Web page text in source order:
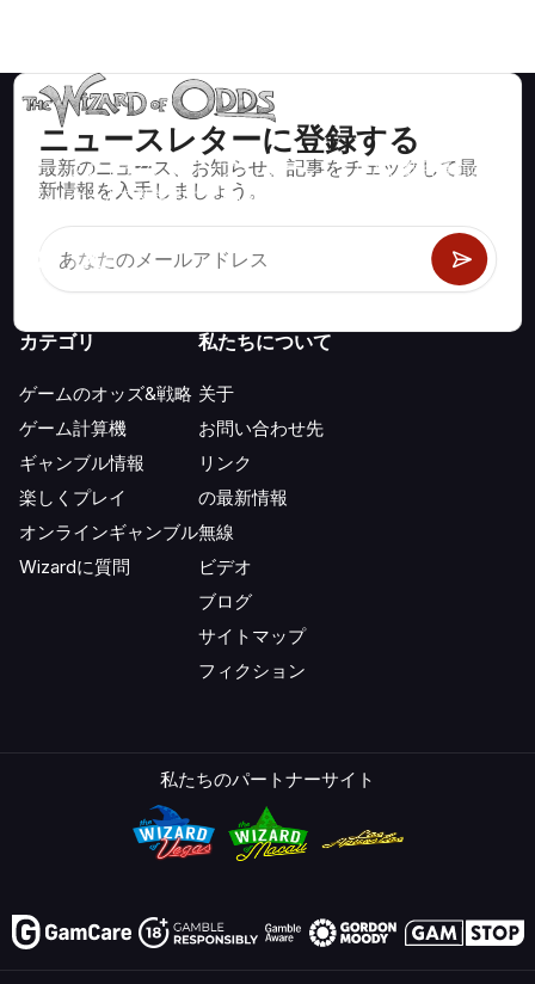
ニュースレターに登録する
最新のニュース、お知らせ、記事をチェックして最
新情報を入手しましょう。
ブラックジャック、クラップス、ルーレットなど、数百種類の
カジノゲームで数学的に正しい戦略と情報。
カテゴリ
ゲームのオッズ&戦略
ゲーム計算機
ギャンブル情報
楽しくプレイ
オンラインギャンブル
Wizardに質問
私たちについて
关于
お問い合わせ先
リンク
の最新情報
無線
ビデオ
ブログ
サイトマップ
フィクション
私たちのパートナーサイト